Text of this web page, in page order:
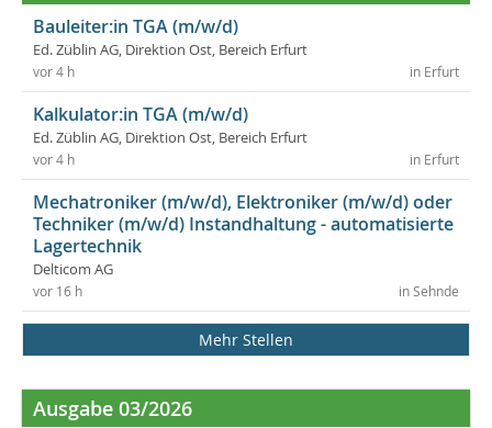
Bauleiter:in TGA (m/w/d)
Ed. Züblin AG, Direktion Ost, Bereich Erfurt
in Erfurt
vor 4 h
Kalkulator:in TGA (m/w/d)
Ed. Züblin AG, Direktion Ost, Bereich Erfurt
in Erfurt
vor 4 h
Mechatroniker (m/w/d), Elektroniker (m/w/d) oder
Techniker (m/w/d) Instandhaltung - automatisierte
Lagertechnik
Delticom AG
in Sehnde
vor 16 h
Mehr Stellen
Ausgabe 03/2026